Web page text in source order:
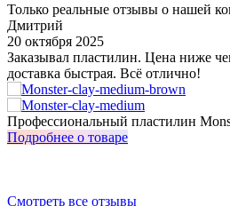
Только реальные отзывы о нашей
Дмитрий
20 октября 2025
Заказывал пластилин. Цена ниже
доставка быстрая. Всё отлично!
Профессиональный пластилин
Подробнее о товаре
Смотреть все отзывы